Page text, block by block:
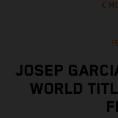
JOSEP
WORLD